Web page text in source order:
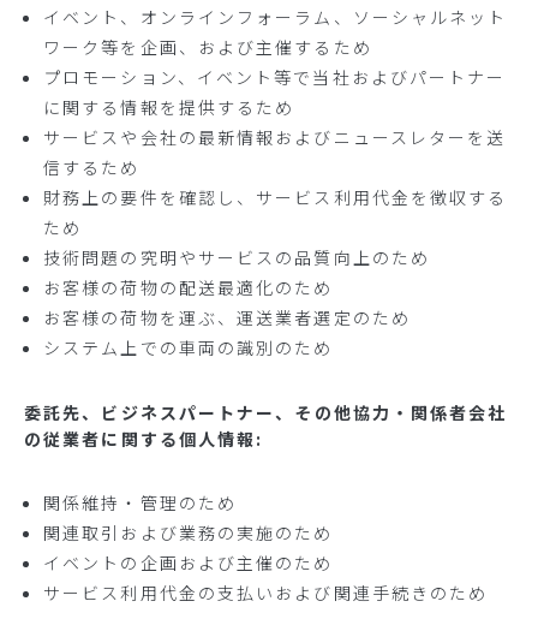
イベント、オンラインフォーラム、ソーシャルネット
ワーク等を企画、および主催するため
プロモーション、イベント等で当社およびパートナー
に関する情報を提供するため
サービスや会社の最新情報およびニュースレターを送
信するため
財務上の要件を確認し、サービス利用代金を徴収する
ため
技術問題の究明やサービスの品質向上のため
お客様の荷物の配送最適化のため
お客様の荷物を運ぶ、運送業者選定のため
システム上での車両の識別のため
委託先、ビジネスパートナー、その他協力・関係者会社
の従業者に関する個人情報:
関係維持・管理のため
関連取引および業務の実施のため
イベントの企画および主催のため
サービス利用代金の支払いおよび関連手続きのため